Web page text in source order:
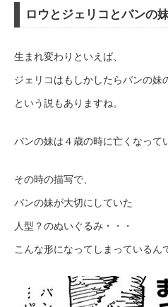
ロウとジェリコとバンの
生まれ変わりといえば、
ジェリコはもしかしたらバンの妹
という説もありますね。
バンの妹は４歳の時に亡くなって
その時の描写で、
バンの妹が大切にしていた
人型？のぬいぐるみ・・・
こんな形になってしまっているん